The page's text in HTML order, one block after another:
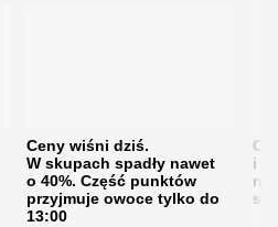
Ceny wiśni dziś.
W skupach spadły nawet
o 40%. Część punktów
przyjmuje owoce tylko do
13:00
i